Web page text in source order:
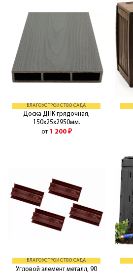
БЛАГОУСТРОЙСТВО САДА
Доска ДПК грядочная,
150х25х2950мм.
от 1 200 ₽
БЛАГОУСТРОЙСТВО САДА
Угловой элемент металл, 90